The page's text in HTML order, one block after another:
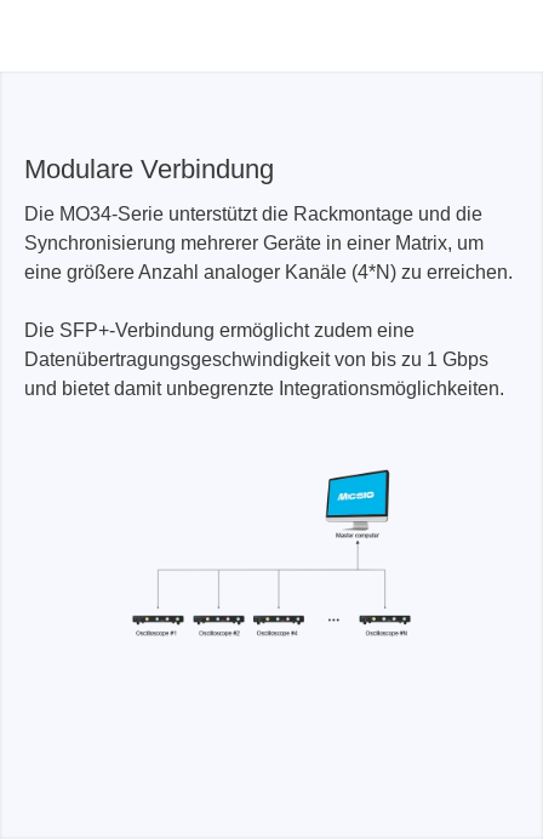
Modulare Verbindung
Die MO34-Serie unterstützt die Rackmontage und die
Synchronisierung mehrerer Geräte in einer Matrix, um
eine größere Anzahl analoger Kanäle (4*N) zu erreichen.
Die SFP+-Verbindung ermöglicht zudem eine
Datenübertragungsgeschwindigkeit von bis zu 1 Gbps
und bietet damit unbegrenzte Integrationsmöglichkeiten.